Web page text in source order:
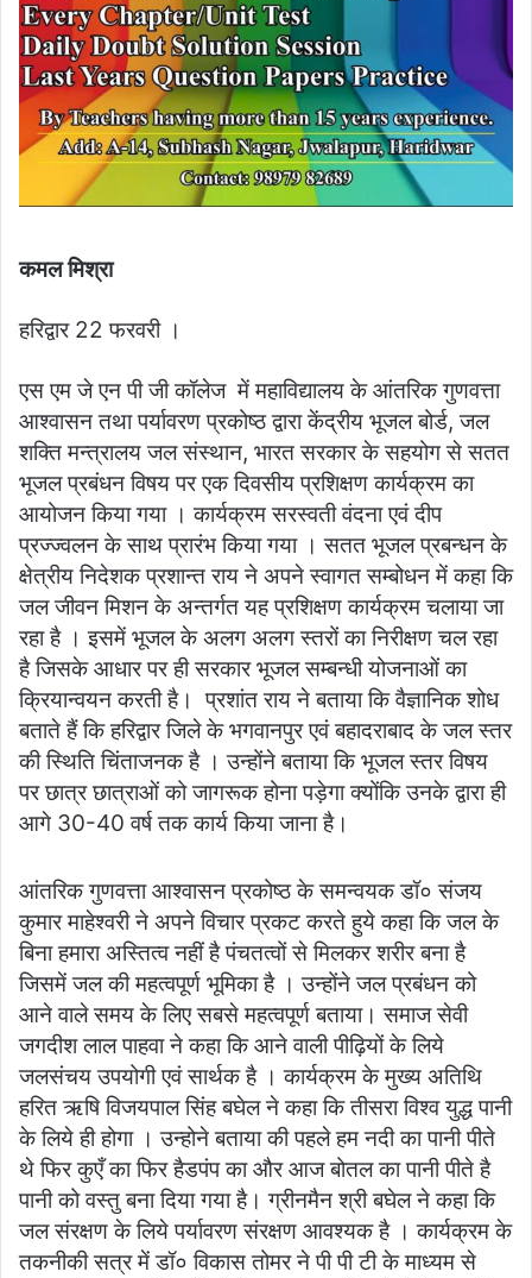
कमल मिश्रा
हरिद्वार 22 फरवरी ।
एस एम जे एन पी जी कॉलेज में महाविद्यालय के आंतरिक गुणवत्ता
आश्वासन तथा पर्यावरण प्रकोष्ठ द्वारा केंद्रीय भूजल बोर्ड, जल
शक्ति मन्त्रालय जल संस्थान, भारत सरकार के सहयोग से सतत
भूजल प्रबंधन विषय पर एक दिवसीय प्रशिक्षण कार्यक्रम का
आयोजन किया गया । कार्यक्रम सरस्वती वंदना एवं दीप
प्रज्ज्वलन के साथ प्रारंभ किया गया । सतत भूजल प्रबन्धन के
क्षेत्रीय निदेशक प्रशान्त राय ने अपने स्वागत सम्बोधन में कहा कि
जल जीवन मिशन के अन्तर्गत यह प्रशिक्षण कार्यक्रम चलाया जा
रहा है । इसमें भूजल के अलग अलग स्तरों का निरीक्षण चल रहा
है जिसके आधार पर ही सरकार भूजल सम्बन्धी योजनाओं का
क्रियान्वयन करती है। प्रशांत राय ने बताया कि वैज्ञानिक शोध
बताते हैं कि हरिद्वार जिले के भगवानपुर एवं बहादराबाद के जल स्तर
की स्थिति चिंताजनक है । उन्होंने बताया कि भूजल स्तर विषय
पर छात्र छात्राओं को जागरूक होना पड़ेगा क्योंकि उनके द्वारा ही
आगे 30-40 वर्ष तक कार्य किया जाना है।
आंतरिक गुणवत्ता आश्वासन प्रकोष्ठ के समन्वयक डॉ० संजय
कुमार माहेश्वरी ने अपने विचार प्रकट करते हुये कहा कि जल के
बिना हमारा अस्तित्व नहीं है पंचतत्वों से मिलकर शरीर बना है
जिसमें जल की महत्वपूर्ण भूमिका है । उन्होंने जल प्रबंधन को
आने वाले समय के लिए सबसे महत्वपूर्ण बताया। समाज सेवी
जगदीश लाल पाहवा ने कहा कि आने वाली पीढ़ियों के लिये
जलसंचय उपयोगी एवं सार्थक है । कार्यक्रम के मुख्य अतिथि
हरित ऋषि विजयपाल सिंह बघेल ने कहा कि तीसरा विश्व युद्ध पानी
के लिये ही होगा । उन्होने बताया की पहले हम नदी का पानी पीते
थे फिर कुएँ का फिर हैडपंप का और आज बोतल का पानी पीते है
पानी को वस्तु बना दिया गया है। ग्रीनमैन श्री बघेल ने कहा कि
जल संरक्षण के लिये पर्यावरण संरक्षण आवश्यक है । कार्यक्रम के
तकनीकी सत्र में डॉ० विकास तोमर ने पी पी टी के माध्यम से